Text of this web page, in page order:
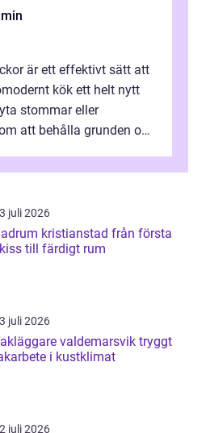
är ett effektivt sätt att
kök ett helt nytt
stommar eller
att behålla grunden och
juli 2026
kristianstad från första
till färdigt rum
juli 2026
valdemarsvik tryggt
i kustklimat
juli 2026